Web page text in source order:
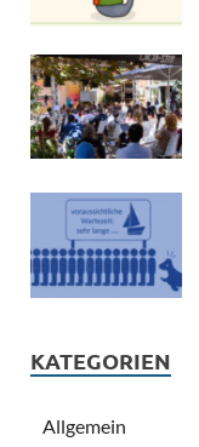
KATEGORIEN
Allgemein